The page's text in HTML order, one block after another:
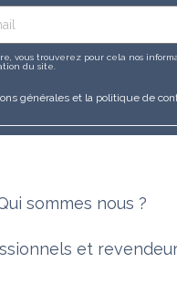
vous trouverez pour cela nos
du site.
générales et la politique de
sommes nous ?
et